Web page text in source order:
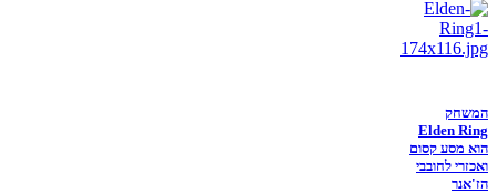
המשחק
Elden Ring
הוא מסע קסום
ואכזרי לחובבי
הז'אנר